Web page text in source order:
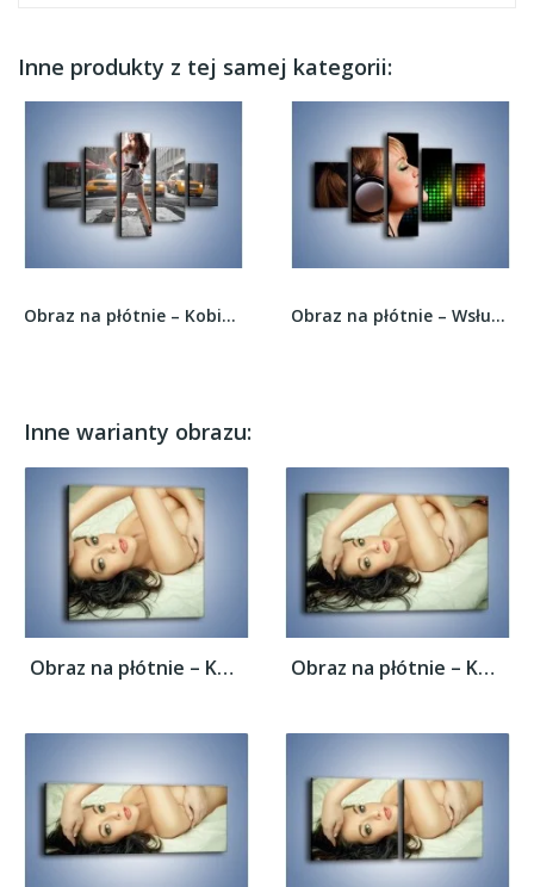
Inne produkty z tej samej kategorii:
Obraz na płótnie – Kobieta czy taksówki –... Obraz na płótnie – Wsłuchaj się w muzykę –...
Inne warianty obrazu:
Obraz na płótnie – Kobieta w łóżku –... Obraz na płótnie – Kobieta w łóżku –...